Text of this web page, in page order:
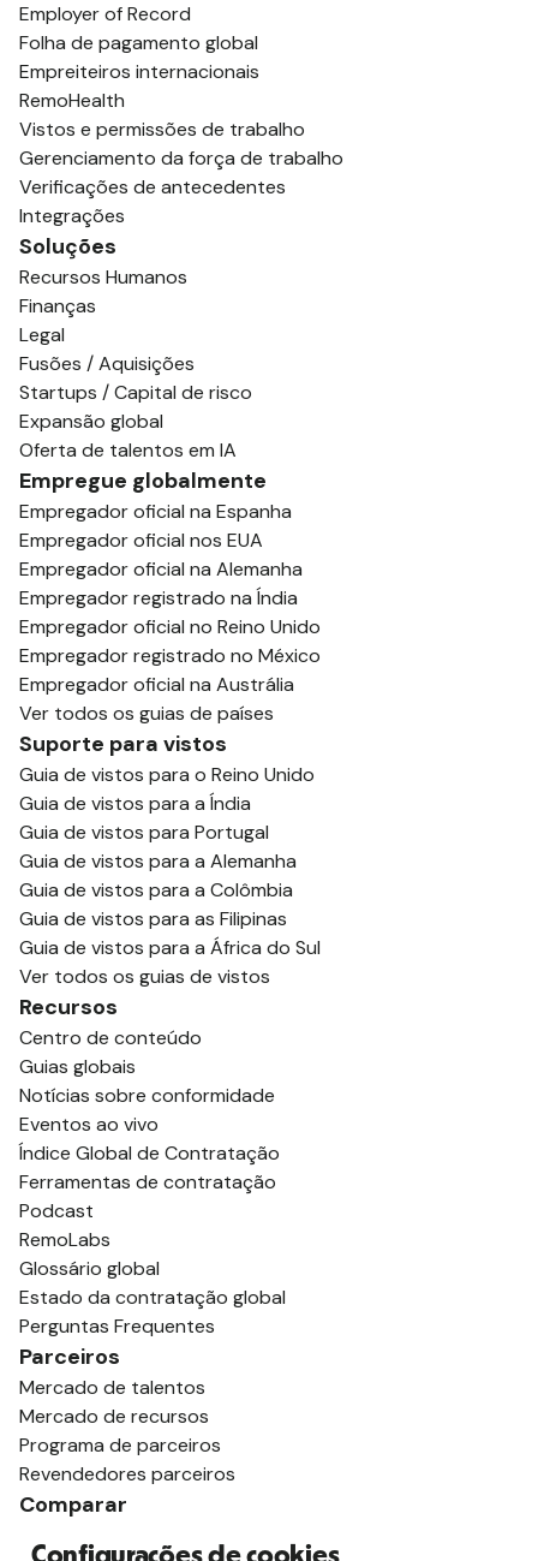
Employer of Record
Folha de pagamento global
Empreiteiros internacionais
RemoHealth
Vistos e permissões de trabalho
Gerenciamento da força de trabalho
Verificações de antecedentes
Integrações
Soluções
Recursos Humanos
Finanças
Legal
Fusões / Aquisições
Startups / Capital de risco
Expansão global
Oferta de talentos em IA
Empregue globalmente
Empregador oficial na Espanha
Empregador oficial nos EUA
Empregador oficial na Alemanha
Empregador registrado na Índia
Empregador oficial no Reino Unido
Empregador registrado no México
Empregador oficial na Austrália
Ver todos os guias de países
Suporte para vistos
Guia de vistos para o Reino Unido
Guia de vistos para a Índia
Guia de vistos para Portugal
Guia de vistos para a Alemanha
Guia de vistos para a Colômbia
Guia de vistos para as Filipinas
Guia de vistos para a África do Sul
Ver todos os guias de vistos
Recursos
Centro de conteúdo
Guias globais
Notícias sobre conformidade
Eventos ao vivo
Índice Global de Contratação
Ferramentas de contratação
Podcast
RemoLabs
Glossário global
Estado da contratação global
Perguntas Frequentes
Parceiros
Mercado de talentos
Mercado de recursos
Programa de parceiros
Revendedores parceiros
Comparar